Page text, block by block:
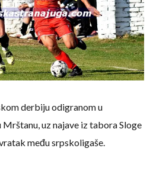
derbiju odigranom u
uz najave iz tabora Sloge
među srpskoligaše.